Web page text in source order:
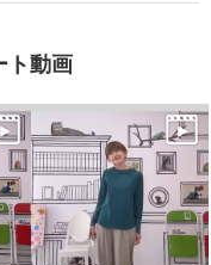
ト動画